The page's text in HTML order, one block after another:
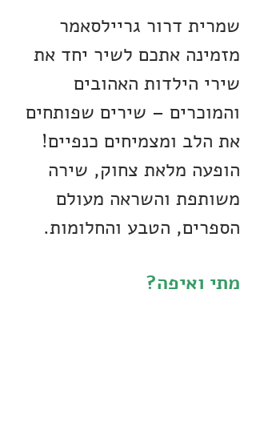
שמרית דרור גריילסאמר
מזמינה אתכם לשיר יחד את
שירי הילדות האהובים
והמוכרים – שירים שפותחים
הופעה מלאת צחוק, שירה
משותפת והשראה מעולם
הספרים, הטבע והחלומות.
מתי ואיפה?